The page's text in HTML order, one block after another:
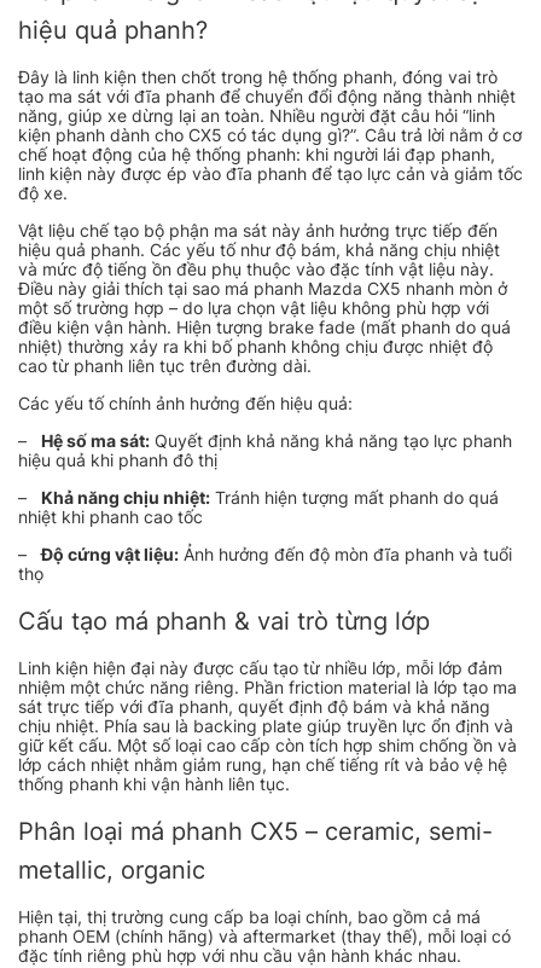
hiệu quả phanh?
Đây là linh kiện then chốt trong hệ thống phanh, đóng vai trò
tạo ma sát với đĩa phanh để chuyển đổi động năng thành nhiệt
năng, giúp xe dừng lại an toàn. Nhiều người đặt câu hỏi “linh
kiện phanh dành cho CX5 có tác dụng gì?”. Câu trả lời nằm ở cơ
chế hoạt động của hệ thống phanh: khi người lái đạp phanh,
linh kiện này được ép vào đĩa phanh để tạo lực cản và giảm tốc
độ xe.
Vật liệu chế tạo bộ phận ma sát này ảnh hưởng trực tiếp đến
hiệu quả phanh. Các yếu tố như độ bám, khả năng chịu nhiệt
và mức độ tiếng ồn đều phụ thuộc vào đặc tính vật liệu này.
Điều này giải thích tại sao má phanh Mazda CX5 nhanh mòn ở
một số trường hợp – do lựa chọn vật liệu không phù hợp với
điều kiện vận hành. Hiện tượng brake fade (mất phanh do quá
nhiệt) thường xảy ra khi bố phanh không chịu được nhiệt độ
cao từ phanh liên tục trên đường dài.
Các yếu tố chính ảnh hưởng đến hiệu quả:
– Hệ số ma sát: Quyết định khả năng khả năng tạo lực phanh
hiệu quả khi phanh đô thị
– Khả năng chịu nhiệt: Tránh hiện tượng mất phanh do quá
nhiệt khi phanh cao tốc
–Độ cứng vật liệu: Ảnh hưởng đến độ mòn đĩa phanh và tuổi
thọ
Cấu tạo má phanh & vai trò từng lớp
Linh kiện hiện đại này được cấu tạo từ nhiều lớp, mỗi lớp đảm
nhiệm một chức năng riêng. Phần friction material là lớp tạo ma
sát trực tiếp với đĩa phanh, quyết định độ bám và khả năng
chịu nhiệt. Phía sau là backing plate giúp truyền lực ổn định và
giữ kết cấu. Một số loại cao cấp còn tích hợp shim chống ồn và
lớp cách nhiệt nhằm giảm rung, hạn chế tiếng rít và bảo vệ hệ
thống phanh khi vận hành liên tục.
Phân loại má phanh CX5 – ceramic, semi-
metallic, organic
Hiện tại, thị trường cung cấp ba loại chính, bao gồm cả má
phanh OEM (chính hãng) và aftermarket (thay thế), mỗi loại có
đặc tính riêng phù hợp với nhu cầu vận hành khác nhau.